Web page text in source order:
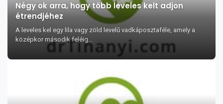
Négy ok arra, hogy több leveles kelt adjon
étrendjéhez
A leveles kel egy lila vagy zöld levelű vadkáposztaféle, amely a
középkor második feléig...